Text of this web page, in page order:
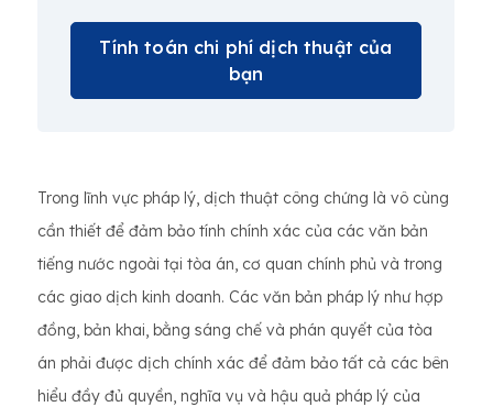
Tính toán chi phí dịch thuật của
bạn
Trong lĩnh vực pháp lý, dịch thuật công chứng là vô cùng
cần thiết để đảm bảo tính chính xác của các văn bản
tiếng nước ngoài tại tòa án, cơ quan chính phủ và trong
các giao dịch kinh doanh. Các văn bản pháp lý như hợp
đồng, bản khai, bằng sáng chế và phán quyết của tòa
án phải được dịch chính xác để đảm bảo tất cả các bên
hiểu đầy đủ quyền, nghĩa vụ và hậu quả pháp lý của